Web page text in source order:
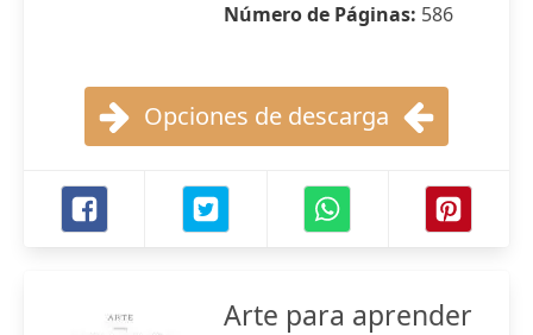
Número de Páginas: 586
Opciones de descarga
Arte para aprender